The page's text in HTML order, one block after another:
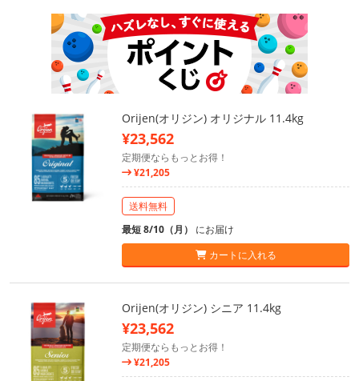
Orijen(オリジン) オリジナル 11.4kg
¥23,562
定期便ならもっとお得！
¥21,205
送料無料
最短 8/10（月） にお届け
カートに入れる
Orijen(オリジン) シニア 11.4kg
¥23,562
定期便ならもっとお得！
¥21,205